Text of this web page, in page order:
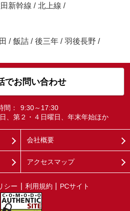
新幹線 / 北上線 /
/ 飯詰 / 後三年 / 羽後長野 /
でお問い合わせ
間：
9:30～17:30
、第２・４日曜日、年末年始ほか
会社概要
アクセスマップ
シー 利用規約 PCサイト